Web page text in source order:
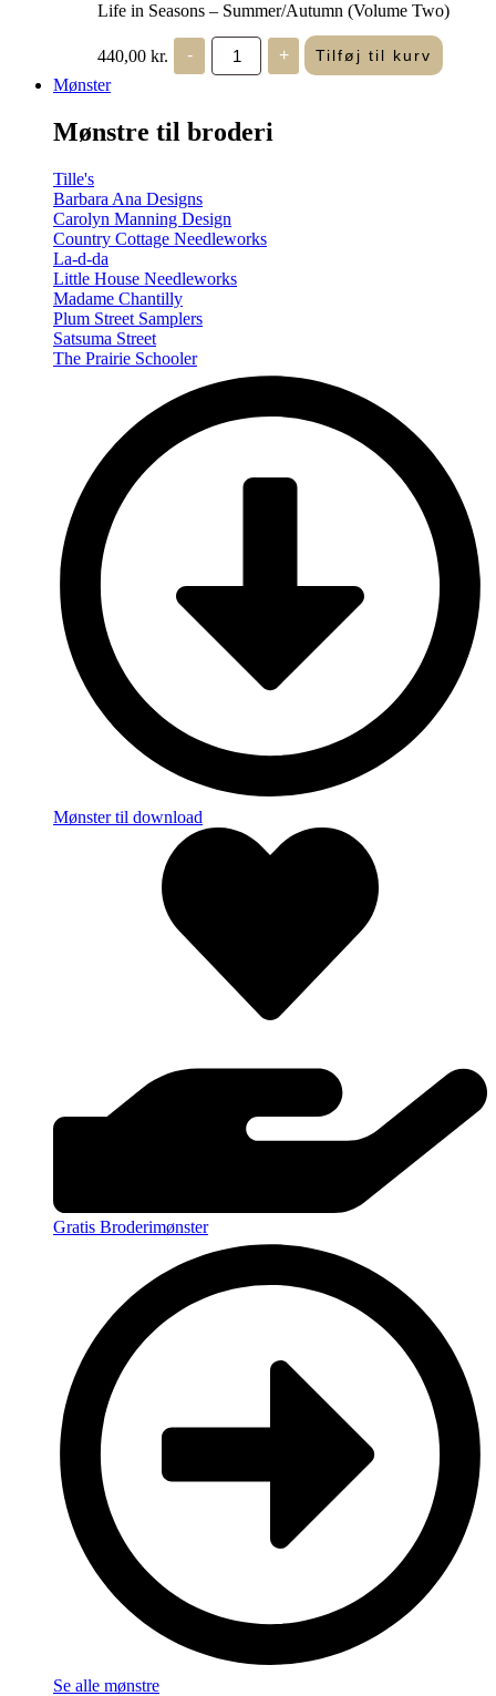
Life in Seasons – Summer/Autumn (Volume Two)
440,00 kr. -
Life
Seasons
(Volume
+ Tilføj til kurv
Mønster
Mønstre til broderi
Tille's
Barbara Ana Designs
Carolyn Manning Design
Country Cottage Needleworks
La-d-da
Little House Needleworks
Madame Chantilly
Plum Street Samplers
Satsuma Street
The Prairie Schooler
Mønster til download
Gratis Broderimønster
Se alle mønstre